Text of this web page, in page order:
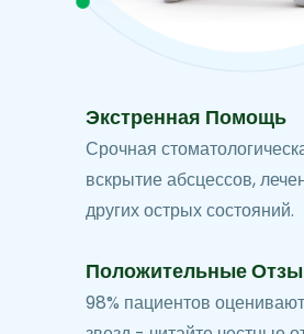
Экстренная Помощь
Срочная
вскрытие абсцессов,
других острых состояний.
Положительные
98% пациентов